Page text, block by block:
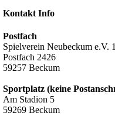
Kontakt Info
Postfach
Spielverein Neubeckum e.V.
Postfach 2426
59257 Beckum
Sportplatz (keine
Am Stadion 5
59269 Beckum